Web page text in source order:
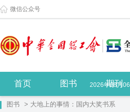
微信公众号
首页 图书 期刊
2026年08月
图书 > 大地上的事情：国内大奖书系